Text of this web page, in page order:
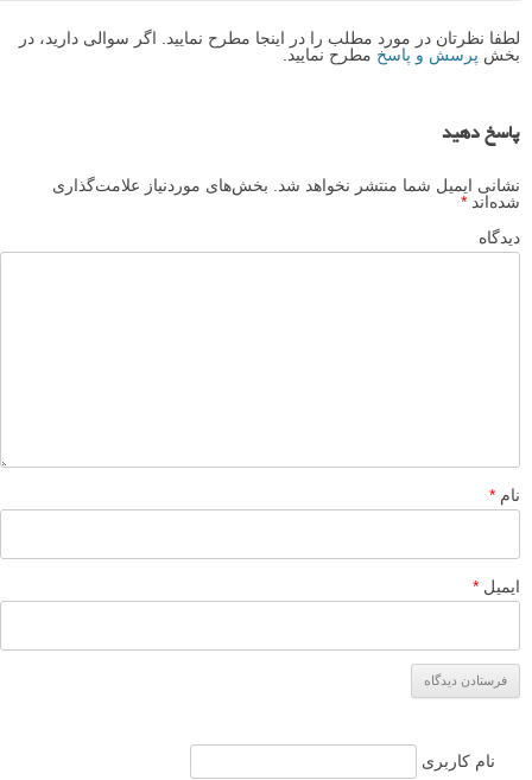
لطفا نظرتان در مورد مطلب را در اینجا مطرح نمایید. اگر سوالی دارید، در
بخش پرسش و پاسخ مطرح نمایید.
پاسخ دهید
نشانی ایمیل شما منتشر نخواهد شد. بخش‌های موردنیاز علامت‌گذاری
شده‌اند *
دیدگاه
نام *
ایمیل *
نام کاربری